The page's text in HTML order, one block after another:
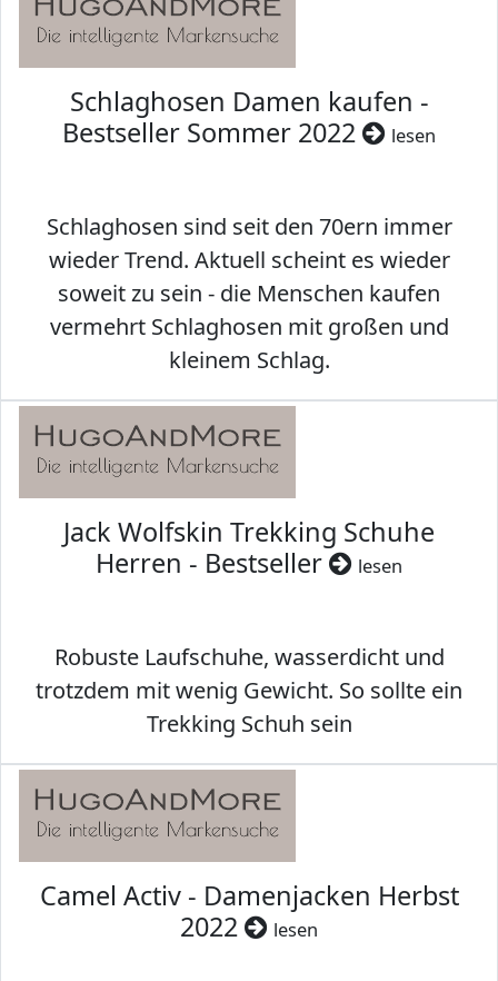
Schlaghosen Damen kaufen -
Bestseller Sommer 2022
lesen
Schlaghosen sind seit den 70ern immer
wieder Trend. Aktuell scheint es wieder
soweit zu sein - die Menschen kaufen
vermehrt Schlaghosen mit großen und
kleinem Schlag.
Jack Wolfskin Trekking Schuhe
Herren - Bestseller
lesen
Robuste Laufschuhe, wasserdicht und
trotzdem mit wenig Gewicht. So sollte ein
Trekking Schuh sein
Camel Activ - Damenjacken Herbst
2022
lesen